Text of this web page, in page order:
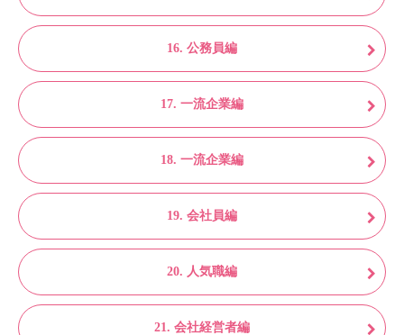
16. 公務員編
17. 一流企業編
18. 一流企業編
19. 会社員編
20. 人気職編
21. 会社経営者編